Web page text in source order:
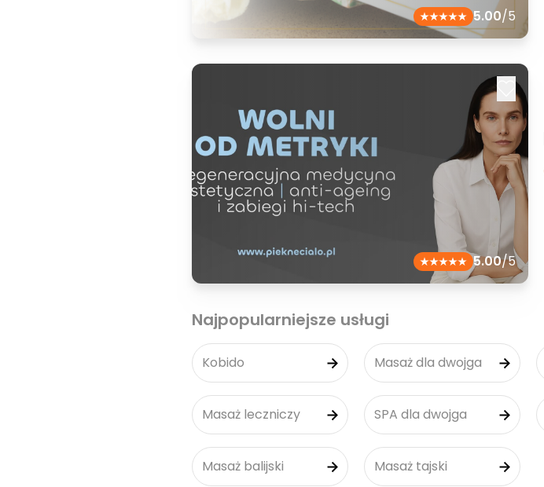
5.00/5
5.00/5
Najpopularniejsze usługi
Kobido Masaż dla dwojga
Masaż leczniczy SPA dla dwojga
Masaż balijski Masaż tajski